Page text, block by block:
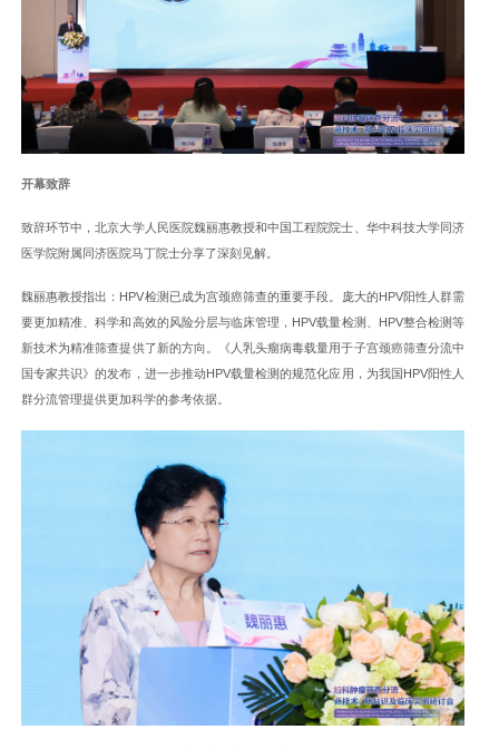
开幕致辞
致辞环节中，北京大学人民医院魏丽惠教授和中国工程院院士、华中科技大学同济
医学院附属同济医院马丁院士分享了深刻见解。
魏丽惠教授指出：HPV检测已成为宫颈癌筛查的重要手段。庞大的HPV阳性人群需
要更加精准、科学和高效的风险分层与临床管理，HPV载量检测、HPV整合检测等
新技术为精准筛查提供了新的方向。《人乳头瘤病毒载量用于子宫颈癌筛查分流中
国专家共识》的发布，进一步推动HPV载量检测的规范化应用，为我国HPV阳性人
群分流管理提供更加科学的参考依据。